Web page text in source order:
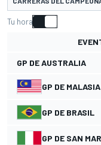
Tu hora
GP DE AUSTRALIA
GP DE MALASIA
GP DE BRASIL
GP DE SAN